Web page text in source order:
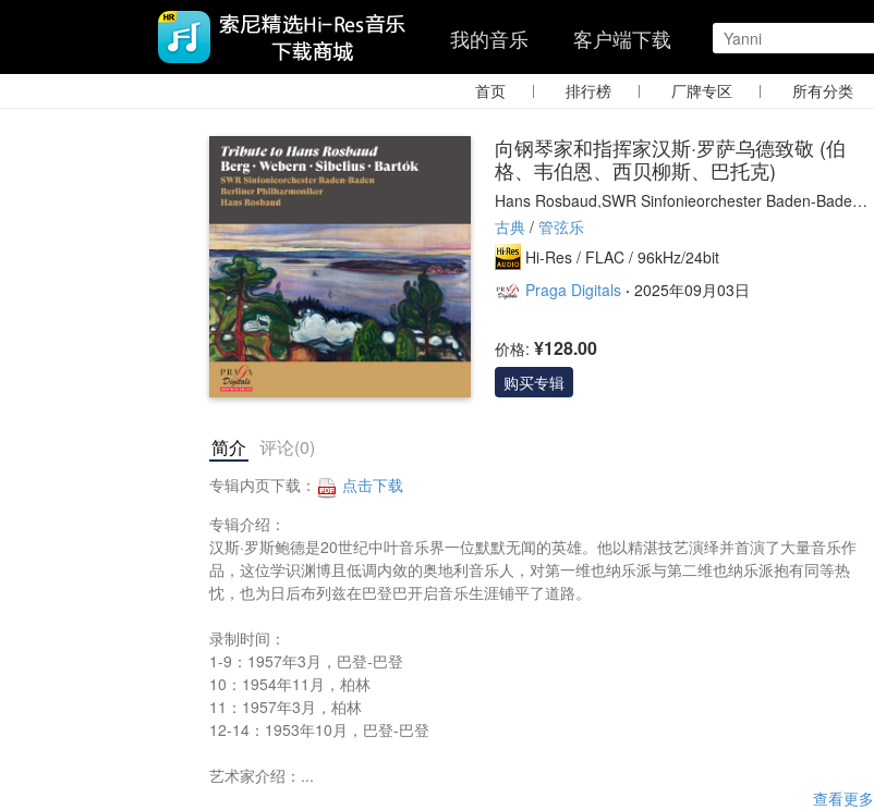
我的音乐 客户端下载
首页 | 排行榜 | 厂牌专区 | 所有分类
向钢琴家和指挥家汉斯·罗萨乌德致敬 (伯
格、韦伯恩、西贝柳斯、巴托克)
Hans Rosbaud,SWR Sinfonieorchester Baden-Baden,
Berliner Philharmoniker
古典 / 管弦乐
Hi-Res / FLAC / 96kHz/24bit
Praga Digitals · 2025年09月03日
价格: ¥128.00
购买专辑
简介 评论(0)
专辑内页下载：
点击下载
专辑介绍：
汉斯·罗斯鲍德是20世纪中叶音乐界一位默默无闻的英雄。他以精湛技艺演绎并首演了大量音乐作
品，这位学识渊博且低调内敛的奥地利音乐人，对第一维也纳乐派与第二维也纳乐派抱有同等热
忱，也为日后布列兹在巴登巴开启音乐生涯铺平了道路。
录制时间：
1-9：1957年3月，巴登-巴登
10：1954年11月，柏林
11：1957年3月，柏林
12-14：1953年10月，巴登-巴登
艺术家介绍：...
查看更多